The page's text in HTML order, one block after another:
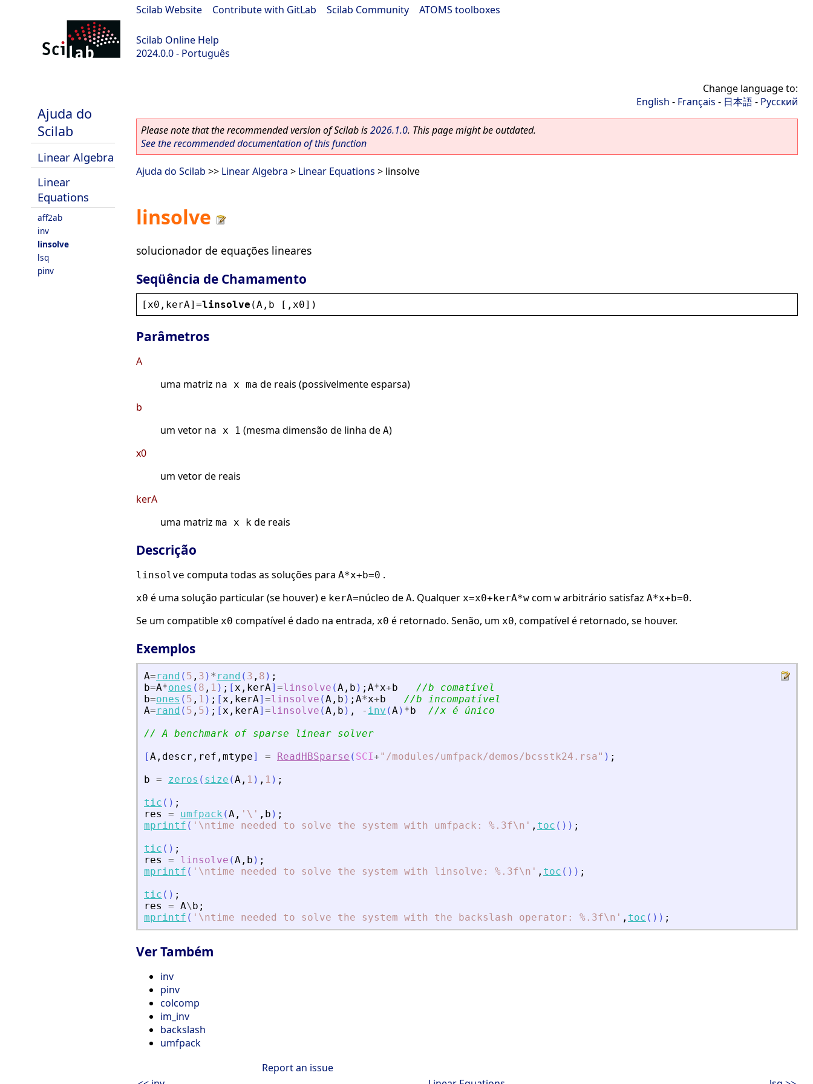
Scilab Website Contribute with GitLab Scilab Community ATOMS toolboxes
Scilab Online Help
2024.0.0 - Português
Ajuda do
Scilab
Linear Algebra
Linear
Equations
aff2ab
inv
linsolve
lsq
pinv
Change language to:
English - Français - 日本語- Русский
Please note that the recommended version of Scilab is2026.1.0. This page might be outdated.
See the recommended documentation of this function
Ajuda do Scilab >> Linear Algebra > Linear Equations > linsolve
linsolve
solucionador de equações lineares
Seqüência de Chamamento
[ x0 , kerA]=linsolve (A , b [, x0])
Parâmetros
A
uma matriz na x ma de reais (possivelmente esparsa)
b
um vetor na x 1 (mesma dimensão de linha de A)
x0
um vetor de reais
kerA
uma matriz ma x k de reais
Descrição
linsolve computa todas as soluções para A*x+b=0 .
x0 é uma solução particular (se houver) e kerA=núcleo de A. Qualquer x=x0+kerA*w com w arbitrário satisfaz A*x+b=0.
Se um compatible x0 compatível é dado na entrada, x0 é retornado. Senão, um x0, compatível é retornado, se houver.
Exemplos
A=rand ( 5 , 3 ) * rand ( 3 , 8 ) ;
b=A*ones ( 8 , 1 ) ; [x , kerA] =linsolve (A , b ) ; A*x+b
//b comatível
b=ones ( 5 , 1 ) ; [x , kerA] =linsolve (A , b ) ; A*x+b
//b incompatível
A=rand ( 5 , 5 ) ; [x , kerA] =linsolve (A , b ) , - inv (A) *b
//x é único
// A benchmark of sparse linear solver
[A , descr , ref , mtype] = ReadHBSparse ( SCI+" /modules/umfpack/demos/bcsstk24.rsa" ) ;
b = zeros ( size (A , 1 ) , 1 ) ;
tic ( ) ;
res
= umfpack (A , ' \ ' , b ) ;
mprintf ( ' \ntime needed to solve the system with umfpack: %.3f\n ' , toc ( ) ) ;
tic ( ) ;
res
= linsolve (A , b ) ;
mprintf ( ' \ntime needed to solve the system with linsolve: %.3f\n ' , toc ( ) ) ;
tic ( ) ;
res
= A\b ;
mprintf ( ' \ntime needed to solve the system with the backslash operator: %.3f\n ' , toc ( ) ) ;
Ver Também
inv
pinv
colcomp
im_inv
backslash
umfpack
Report an issue